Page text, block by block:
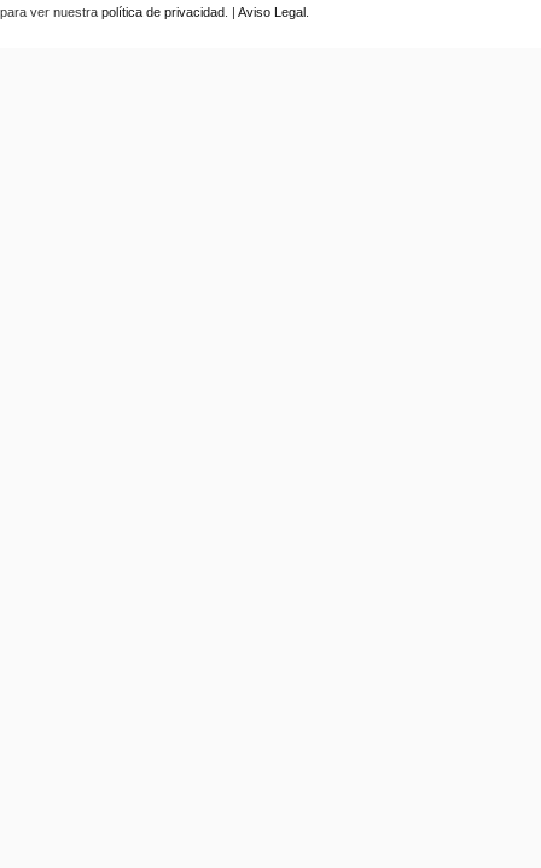
para ver nuestra política de privacidad . | Aviso Legal